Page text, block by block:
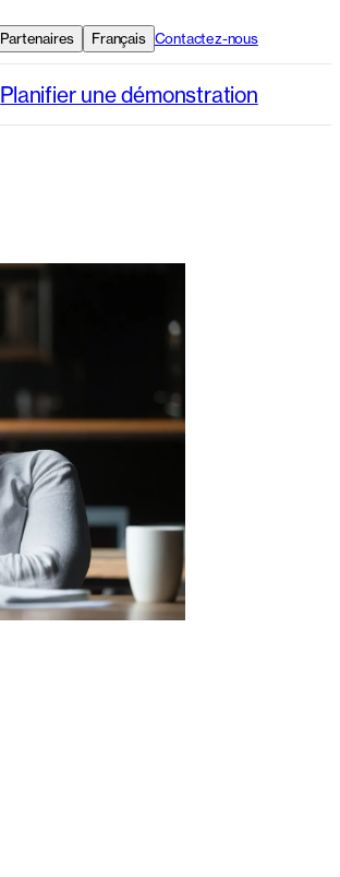
Partenaires Français Contactez-nous
Planifier une démonstration